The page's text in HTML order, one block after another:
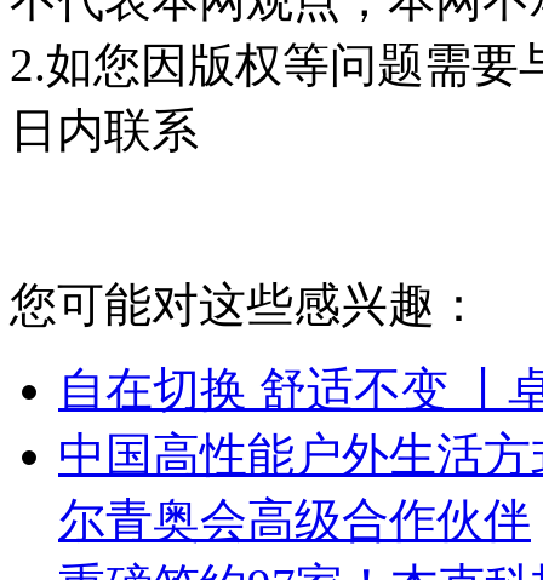
2.如您因版权等问题需要
日内联系
您可能对这些感兴趣：
自在切换 舒适不变 丨
中国高性能户外生活
尔青奥会高级合作伙伴